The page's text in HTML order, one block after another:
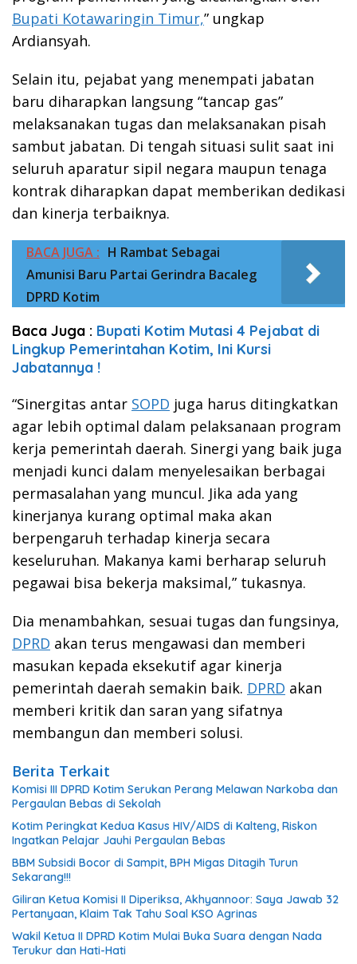
Bupati Kotawaringin Timur,” ungkap
Ardiansyah.
Selain itu, pejabat yang menempati jabatan
baru diharapkan langsung “tancap gas”
melaksanakan tugas dan melaksanakan pisah
sambut jabatan. Di tengah situasi sulit saat ini
seluruh aparatur sipil negara maupun tenaga
kontrak diharapkan dapat memberikan dedikasi
dan kinerja terbaiknya.
BACA JUGA : H Rambat Sebagai
Amunisi Baru Partai Gerindra Bacaleg
DPRD Kotim
Baca Juga : Bupati Kotim Mutasi 4 Pejabat di
Lingkup Pemerintahan Kotim, Ini Kursi
Jabatannya !
“Sinergitas antar SOPD juga harus ditingkatkan
agar lebih optimal dalam pelaksanaan program
kerja pemerintah daerah. Sinergi yang baik juga
menjadi kunci dalam menyelesaikan berbagai
permasalahan yang muncul. Jika ada yang
kinerjanya kurang optimal maka akan
berpengaruh terhadap kinerja secara
keseluruhan. Makanya kami berharap seluruh
pegawai bisa bekerja maksimal,” tukasnya.
Dia menambahkan, sesuai tugas dan fungsinya,
DPRD akan terus mengawasi dan memberi
masukan kepada eksekutif agar kinerja
pemerintah daerah semakin baik. DPRD akan
memberi kritik dan saran yang sifatnya
membangun dan memberi solusi.
Berita Terkait
Komisi III DPRD Kotim Serukan Perang Melawan Narkoba dan
Pergaulan Bebas di Sekolah
Kotim Peringkat Kedua Kasus HIV/AIDS di Kalteng, Riskon
Ingatkan Pelajar Jauhi Pergaulan Bebas
BBM Subsidi Bocor di Sampit, BPH Migas Ditagih Turun
Sekarang!!!
Giliran Ketua Komisi II Diperiksa, Akhyannoor: Saya Jawab 32
Pertanyaan, Klaim Tak Tahu Soal KSO Agrinas
Wakil Ketua II DPRD Kotim Mulai Buka Suara dengan Nada
Terukur dan Hati-Hati